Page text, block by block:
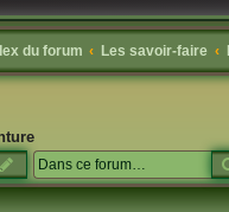
du forum Les savoir-faire